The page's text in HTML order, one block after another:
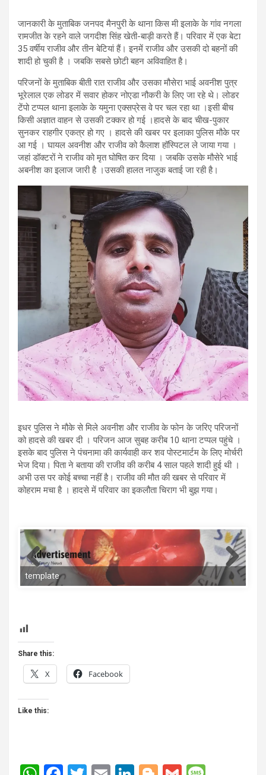
जानकारी के मुताबिक जनपद मैनपुरी के थाना किस मी इलाके के गांव नगला
रामजीत के रहने वाले जगदीश सिंह खेती-बाड़ी करते हैं। परिवार में एक बेटा
35 वर्षीय राजीव और तीन बेटियां हैं। इनमें राजीव और उसकी दो बहनों की
शादी हो चुकी है । जबकि सबसे छोटी बहन अविवाहित है।
परिजनों के मुताबिक बीती रात राजीव और उसका मौसेरा भाई अवनीश पुत्र
भूरेलाल एक लोडर में सवार होकर नोएडा नौकरी के लिए जा रहे थे। लोडर
टेंपो टप्पल थाना इलाके के यमुना एक्सप्रेस वे पर चल रहा था ।इसी बीच
किसी अज्ञात वाहन से उसकी टक्कर हो गई ।हादसे के बाद चीख-पुकार
सुनकर राहगीर एकत्र हो गए । हादसे की खबर पर इलाका पुलिस मौके पर
आ गई । घायल अवनीश और राजीव को कैलाश हॉस्पिटल ले जाया गया ।
जहां डॉक्टरों ने राजीव को मृत घोषित कर दिया । जबकि उसके मौसेरे भाई
अबनीश का इलाज जारी है ।उसकी हालत नाजुक बताई जा रही है।
इधर पुलिस ने मौके से मिले अवनीश और राजीव के फोन के जरिए परिजनों
को हादसे की खबर दी । परिजन आज सुबह करीब 10 थाना टप्पल पहुंचे ।
इसके बाद पुलिस ने पंचनामा की कार्यवाही कर शव पोस्टमार्टम के लिए मोर्चरी
भेज दिया। पिता ने बताया की राजीव की करीब 4 साल पहले शादी हुई थी ।
अभी उस पर कोई बच्चा नहीं है। राजीव की मौत की खबर से परिवार में
कोहराम मचा है । हादसे में परिवार का इकलौता चिराग भी बुझ गया।
template
Share this:
X Facebook
Like this: